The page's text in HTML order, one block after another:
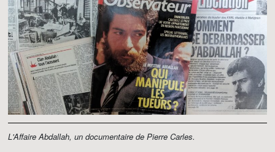
L'Affaire Abdallah, un documentaire de Pierre Carles.